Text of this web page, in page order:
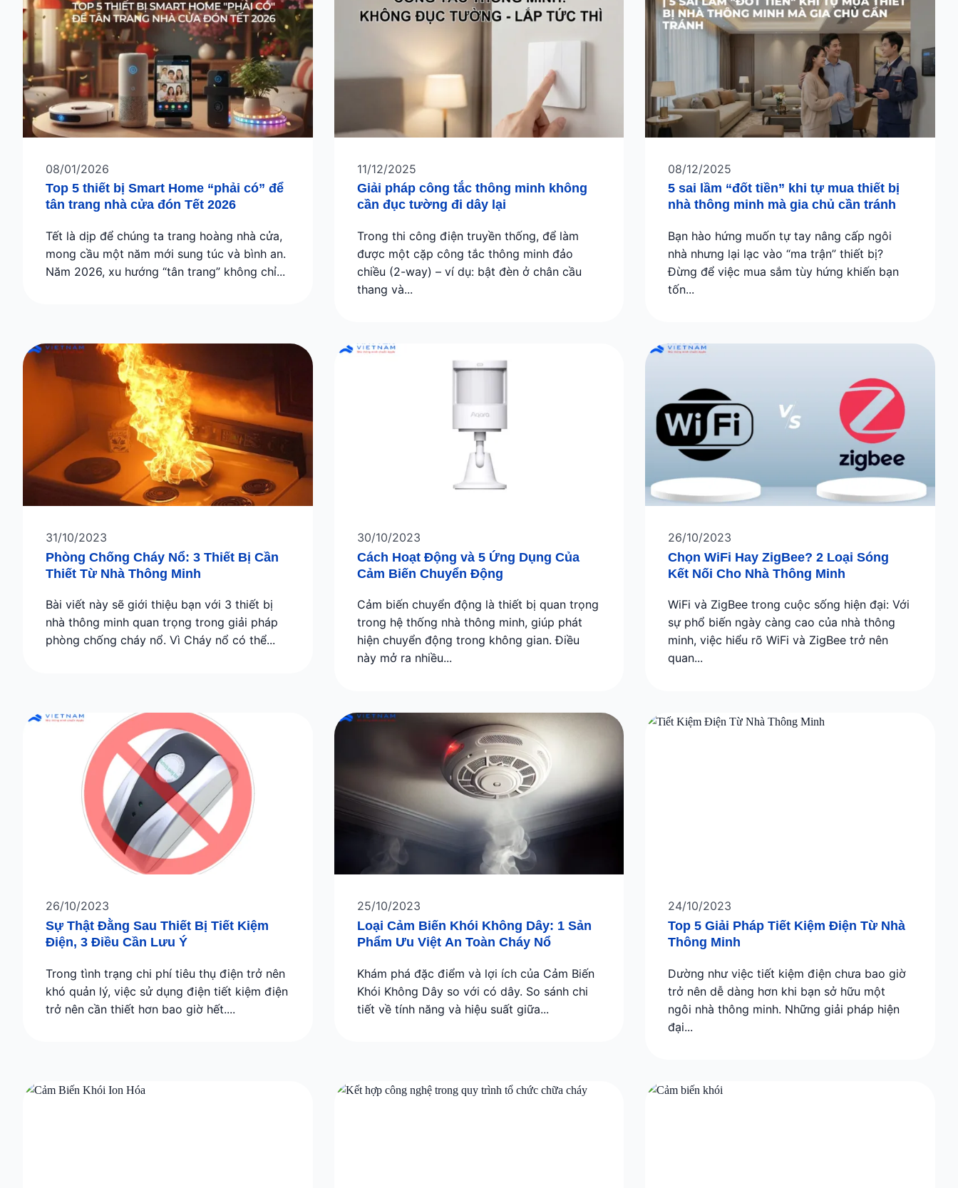
Top 5 thiết bị Smart Home “phải có” để
tân trang nhà cửa đón Tết 2026
08/01/2026
Tết là dịp để chúng ta trang hoàng nhà cửa,
mong cầu một năm mới sung túc và bình an.
Năm 2026, xu hướng “tân trang” không chỉ...
Giải pháp công tắc thông minh không
cần đục tường đi dây lại
11/12/2025
Trong thi công điện truyền thống, để làm
được một cặp công tắc thông minh đảo
chiều (2-way) – ví dụ: bật đèn ở chân cầu
thang và...
5 sai lầm “đốt tiền” khi tự mua thiết bị
nhà thông minh mà gia chủ cần tránh
08/12/2025
Bạn hào hứng muốn tự tay nâng cấp ngôi
nhà nhưng lại lạc vào “ma trận” thiết bị?
Đừng để việc mua sắm tùy hứng khiến bạn
tốn...
Phòng Chống Cháy Nổ: 3 Thiết Bị Cần
Thiết Từ Nhà Thông Minh
31/10/2023
Bài viết này sẽ giới thiệu bạn với 3 thiết bị
nhà thông minh quan trọng trong giải pháp
phòng chống cháy nổ. Vì Cháy nổ có thể...
Cách Hoạt Động và 5 Ứng Dụng Của
Cảm Biến Chuyển Động
30/10/2023
Cảm biến chuyển động là thiết bị quan trọng
trong hệ thống nhà thông minh, giúp phát
hiện chuyển động trong không gian. Điều
này mở ra nhiều...
Chọn WiFi Hay ZigBee? 2 Loại Sóng
Kết Nối Cho Nhà Thông Minh
26/10/2023
WiFi và ZigBee trong cuộc sống hiện đại: Với
sự phổ biến ngày càng cao của nhà thông
minh, việc hiểu rõ WiFi và ZigBee trở nên
quan...
Sự Thật Đằng Sau Thiết Bị Tiết Kiệm
Điện, 3 Điều Cần Lưu Ý
26/10/2023
Trong tình trạng chi phí tiêu thụ điện trở nên
khó quản lý, việc sử dụng điện tiết kiệm điện
trở nên cần thiết hơn bao giờ hết....
Loại Cảm Biến Khói Không Dây: 1 Sản
Phẩm Ưu Việt An Toàn Cháy Nổ
25/10/2023
Khám phá đặc điểm và lợi ích của Cảm Biến
Khói Không Dây so với có dây. So sánh chi
tiết về tính năng và hiệu suất giữa...
Top 5 Giải Pháp Tiết Kiệm Điện Từ Nhà
Thông Minh
24/10/2023
Dường như việc tiết kiệm điện chưa bao giờ
trở nên dễ dàng hơn khi bạn sở hữu một
ngôi nhà thông minh. Những giải pháp hiện
đại...